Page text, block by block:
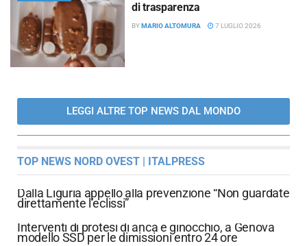
di trasparenza
BYMARIO ALTOMURA 7 LUGLIO 2026
LEGGI ALTRE TOP NEWS DAL MONDO
TOP NEWS NORD OVEST | ITALPRESS
Dalla Liguria appello alla prevenzione “Non guardate
direttamente l’eclissi”
Interventi di protesi di anca e ginocchio, a Genova
modello SSD per le dimissioni entro 24 ore